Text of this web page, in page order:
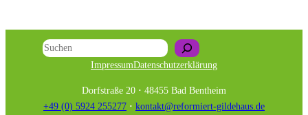
Suchen
ImpressumDatenschutzerklärung
Dorfstraße 20 · 48455 Bad Bentheim
+49 (0) 5924 255277 · kontakt@reformiert-gildehaus.de